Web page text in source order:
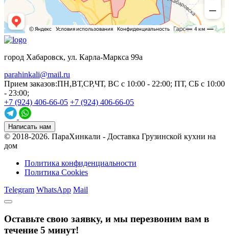
город Хабаровск, ул. Карла-Маркса 99а
parahinkali@mail.ru
Прием заказов:ПН,ВТ,СР,ЧТ, ВС с 10:00 - 22:00; ПТ, СБ с 10:00
- 23:00;
+7 (924) 406-66-05 +7 (924) 406-66-05
Написать нам
© 2018-2026. ПараХинкали - Доставка Грузинской кухни на
дом
Политика конфиденциальности
Политика Cookies
Telegram WhatsApp Mail
Оставьте свою заявку, и мы перезвоним вам в
течение 5 минут!